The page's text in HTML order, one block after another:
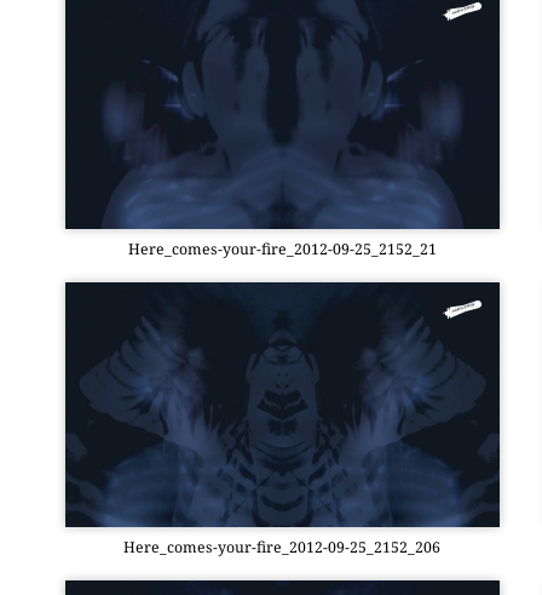
Here_­co­mes-your-fire_2012-09-25_2152_21
Here_­co­mes-your-fire_2012-09-25_2152_206